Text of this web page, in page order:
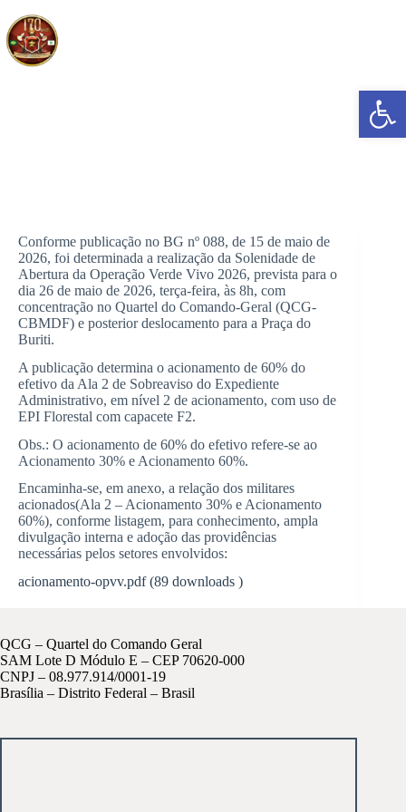
Abrir a barra de ferramentas
para
conteúdo
Conforme publicação no BG nº 088, de 15 de maio de
2026, foi determinada a realização da Solenidade de
Abertura da Operação Verde Vivo 2026, prevista para o
dia 26 de maio de 2026, terça-feira, às 8h, com
concentração no Quartel do Comando-Geral (QCG-
CBMDF) e posterior deslocamento para a Praça do
Buriti.
A publicação determina o acionamento de 60% do
efetivo da Ala 2 de Sobreaviso do Expediente
Administrativo, em nível 2 de acionamento, com uso de
EPI Florestal com capacete F2.
Obs.: O acionamento de 60% do efetivo refere-se ao
Acionamento 30% e Acionamento 60%.
Encaminha-se, em anexo, a relação dos militares
acionados(Ala 2 – Acionamento 30% e Acionamento
60%), conforme listagem, para conhecimento, ampla
divulgação interna e adoção das providências
necessárias pelos setores envolvidos:
acionamento-opvv.pdf (89 downloads )
QCG – Quartel do Comando Geral
SAM Lote D Módulo E – CEP 70620-000
CNPJ – 08.977.914/0001-19
Brasília – Distrito Federal – Brasil